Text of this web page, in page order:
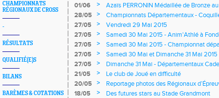
CHAMPIONNATS
RÉGIONAUX DE CROSS
-
RÉSULTATS
QUALIFIÉ(E)S
BILANS
BARÈMES & COTATIONS
01/06
>
Azaïs PERRONIN Médaillée de Bronze
Universitaire
28/05 >
Championnats Départementaux -
27/05
>
Vendredi 29 Mai 2015
27/05
>
Samedi 30 Mai 2015 - Anim'Athlé à
27/05
>
Samedi 30 Mai 2015 - Championnat
27/05
>
Samedi 30 Mai et Dimanche 31 Mai
Epreuves Combinées à St Cyr
27/05 >
Dimanche 31 Mai - Départementaux
21/05
>
Le club de Joué en difficulté
20/05
>
Reportage photos des Régionaux
18/05
>
Des futures stars au Stade Grandmont